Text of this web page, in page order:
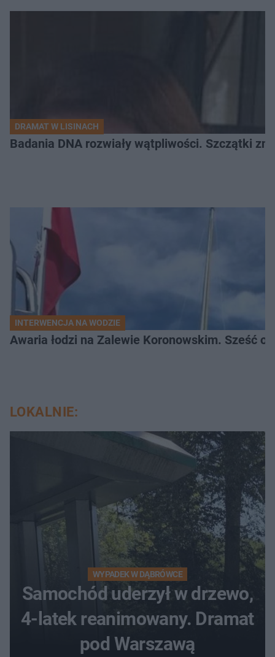
DRAMAT W LISINACH
Badania DNA rozwiały wątpliwości. Szczątki
INTERWENCJA NA WODZIE
Awaria łodzi na Zalewie Koronowskim. Sześć
LOKALNIE:
WYPADEK W DĄBRÓWCE
Samochód uderzył w drzewo,
4-latek reanimowany. Dramat
pod Warszawą